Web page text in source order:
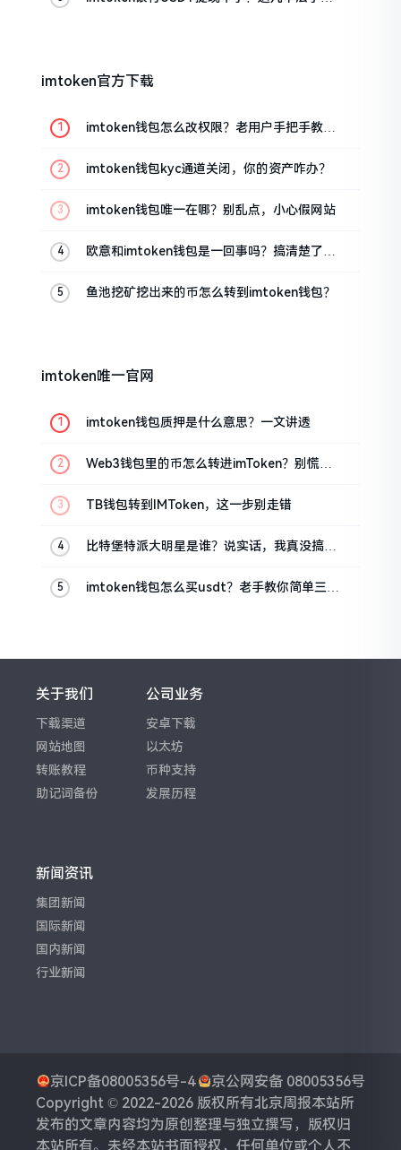
imtoken官方下载
imtoken钱包怎么改权限？老用户手把手教你
imtoken钱包kyc通道关闭，你的资产咋办？
imtoken钱包唯一在哪？别乱点，小心假网站
欧意和imtoken钱包是一回事吗？搞清楚了再
鱼池挖矿挖出来的币怎么转到imtoken钱包？
imtoken唯一官网
imtoken钱包质押是什么意思？一文讲透
Web3钱包里的币怎么转进imToken？别慌，
TB钱包转到IMToken，这一步别走错
比特堡特派大明星是谁？说实话，我真没搞明
imtoken钱包怎么买usdt？老手教你简单三步
关于我们
下载渠道
网站地图
转账教程
助记词备份
公司业务
安卓下载
以太坊
币种支持
发展历程
新闻资讯
集团新闻
国际新闻
国内新闻
行业新闻
京ICP备08005356号-4
京公网安备 08005356号
Copyright © 2022-2026 版权所有北京周报本站所
发布的文章内容均为原创整理与独立撰写，版权归
本站所有。未经本站书面授权，任何单位或个人不